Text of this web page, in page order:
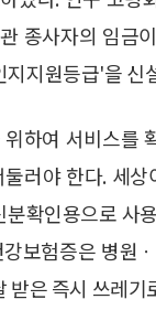
종사자의 임금
지지원등급'을 신
하여 서비스를
러야 한다. 세
분확인용으로 사
보험증은 병원
받은 즉시 쓰레